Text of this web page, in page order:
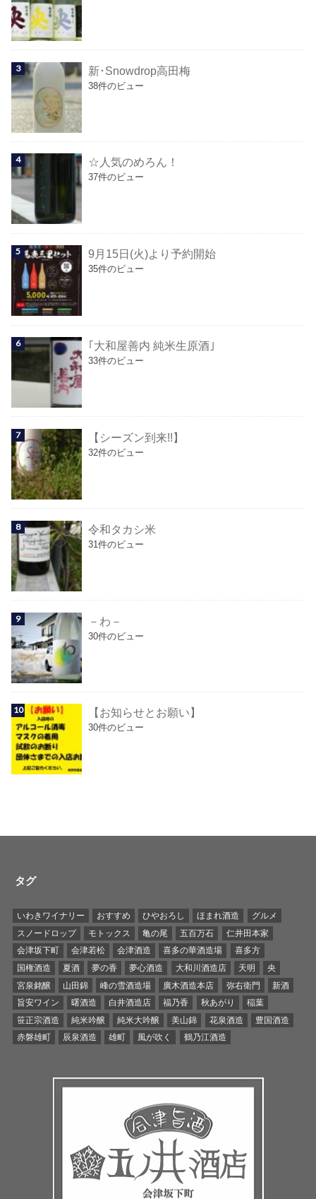
新･Snowdrop高田梅
38件のビュー
☆人気のめろん！
37件のビュー
9月15日(火)より予約開始
35件のビュー
｢大和屋善内 純米生原酒｣
33件のビュー
【シーズン到来!!】
32件のビュー
令和タカシ米
31件のビュー
－わ－
30件のビュー
【お知らせとお願い】
30件のビュー
タグ
いわきワイナリー おすすめ ひやおろし ほまれ酒造
グルメ
スノードロップ
モトックス 亀の尾 五百万石
仁井田本家
会津坂下町
会津若松 会津酒造 喜多の華酒造場
喜多方
国権酒造
夏酒 夢の香 夢心酒造 大和川酒造店 天明
央
宮泉銘醸
山田錦 峰の雪酒造場 廣木酒造本店 弥右衛門
新酒
旨安ワイン
曙酒造 白井酒造店 福乃香 秋あがり
稲葉
笹正宗酒造
純米吟醸 純米大吟醸 美山錦 花泉酒造
豊国酒造
赤磐雄町
辰泉酒造 雄町 風が吹く 鶴乃江酒造